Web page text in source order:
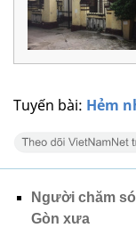
Tuyến bài: Hẻm
Người chăm
Gòn xưa